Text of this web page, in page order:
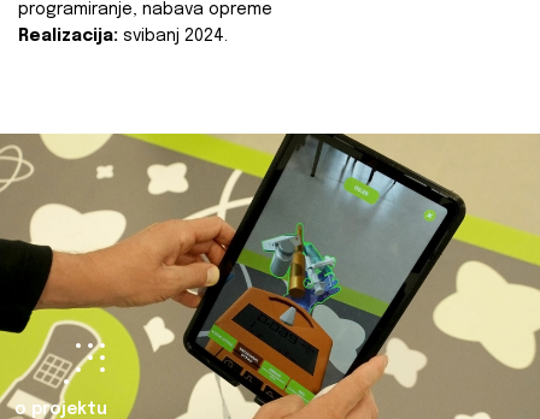
programiranje, nabava opreme
Realizacija: svibanj 2024.
o projektu